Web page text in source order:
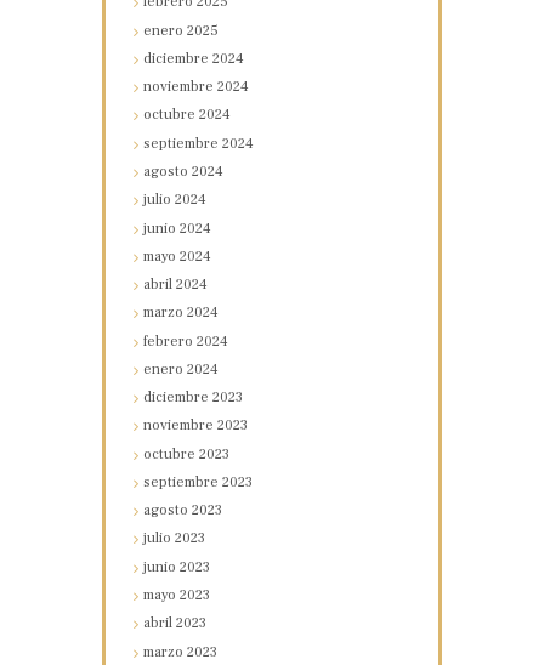
enero2025
diciembre2024
noviembre2024
octubre2024
septiembre2024
agosto2024
julio2024
junio2024
mayo2024
abril2024
marzo2024
febrero2024
enero2024
diciembre2023
noviembre2023
octubre2023
septiembre2023
agosto2023
julio2023
junio2023
mayo2023
abril2023
marzo2023